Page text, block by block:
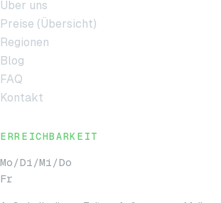
Über uns
Preise (Übersicht)
Regionen
Blog
FAQ
Kontakt
ERREICHBARKEIT
Mo/Di/Mi/Do
Fr